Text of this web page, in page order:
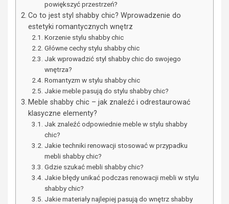
powiększyć przestrzeń?
Co to jest styl shabby chic? Wprowadzenie do
estetyki romantycznych wnętrz
Korzenie stylu shabby chic
Główne cechy stylu shabby chic
Jak wprowadzić styl shabby chic do swojego
wnętrza?
Romantyzm w stylu shabby chic
Jakie meble pasują do stylu shabby chic?
Meble shabby chic – jak znaleźć i odrestaurować
klasyczne elementy?
Jak znaleźć odpowiednie meble w stylu shabby
chic?
Jakie techniki renowacji stosować w przypadku
mebli shabby chic?
Gdzie szukać mebli shabby chic?
Jakie błędy unikać podczas renowacji mebli w stylu
shabby chic?
Jakie materiały najlepiej pasują do wnętrz shabby